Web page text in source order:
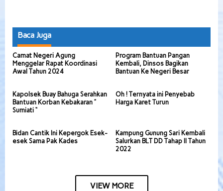
Baca Juga
Camat Negeri Agung
Menggelar Rapat Koordinasi
Awal Tahun 2024
Program Bantuan Pangan
Kembali, Dinsos Bagikan
Bantuan Ke Negeri Besar
Kapolsek Buay Bahuga Serahkan
Bantuan Korban Kebakaran ”
Sumiati “
Oh ! Ternyata ini Penyebab
Harga Karet Turun
Bidan Cantik Ini Kepergok Esek-
esek Sama Pak Kades
Kampung Gunung Sari Kembali
Salurkan BLT DD Tahap II Tahun
2022
VIEW MORE